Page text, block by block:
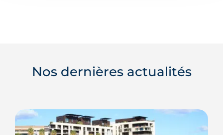
Nos dernières actualités